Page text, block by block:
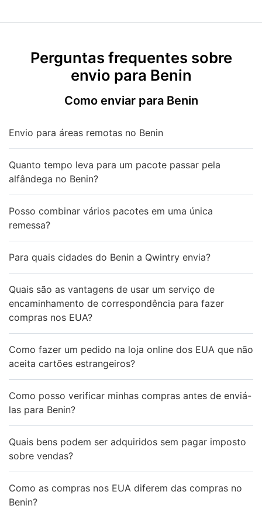
Perguntas frequentes sobre
envio para Benin
Como enviar para Benin
Envio para áreas remotas no Benin
Quanto tempo leva para um pacote passar pela
alfândega no Benin?
Posso combinar vários pacotes em uma única
remessa?
Para quais cidades do Benin a Qwintry envia?
Quais são as vantagens de usar um serviço de
encaminhamento de correspondência para fazer
compras nos EUA?
Como fazer um pedido na loja online dos EUA que não
aceita cartões estrangeiros?
Como posso verificar minhas compras antes de enviá-
las para Benin?
Quais bens podem ser adquiridos sem pagar imposto
sobre vendas?
Como as compras nos EUA diferem das compras no
Benin?